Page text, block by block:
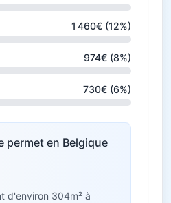
1 460€ (12%)
974€ (8%)
730€ (6%)
permet en Belgique
d'environ 304m² à